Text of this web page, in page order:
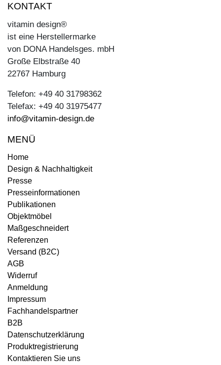
KONTAKT
vitamin design®
ist eine Herstellermarke
von DONA Handelsges. mbH
Große Elbstraße 40
22767 Hamburg
Telefon: +49 40 31798362
Telefax: +49 40 31975477
info@vitamin-design.de
MENÜ
Home
Design & Nachhaltigkeit
Presse
Presseinformationen
Publikationen
Objektmöbel
Maßgeschneidert
Referenzen
Versand (B2C)
AGB
Widerruf
Anmeldung
Impressum
Fachhandelspartner
B2B
Datenschutzerklärung
Produktregistrierung
Kontaktieren Sie uns